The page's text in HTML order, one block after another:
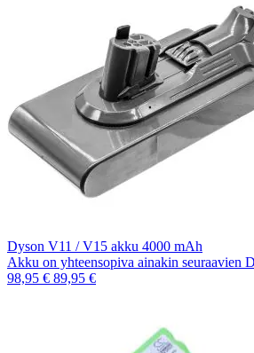
Dyson V11 / V15 akku 4000 mAh
Akku on yhteensopiva ainakin seuraavien
98,95 € 89,95 €